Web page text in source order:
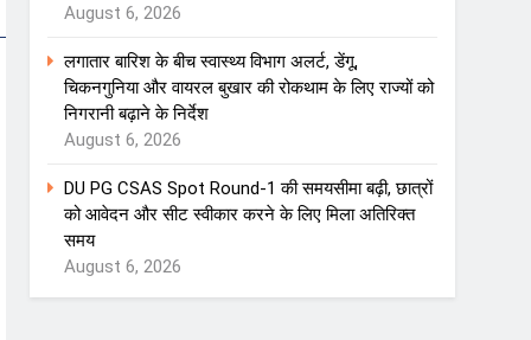
August 6, 2026
लगातार बारिश के बीच स्वास्थ्य विभाग अलर्ट, डेंगू,
चिकनगुनिया और वायरल बुखार की रोकथाम के लिए राज्यों को
निगरानी बढ़ाने के निर्देश
August 6, 2026
DU PG CSAS Spot Round-1 की समयसीमा बढ़ी, छात्रों
को आवेदन और सीट स्वीकार करने के लिए मिला अतिरिक्त
समय
August 6, 2026